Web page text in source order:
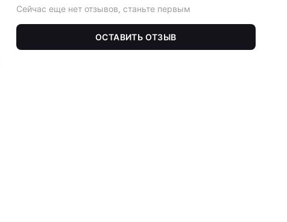
Сейчас еще нет отзывов, станьте первым
ОСТАВИТЬ ОТЗЫВ